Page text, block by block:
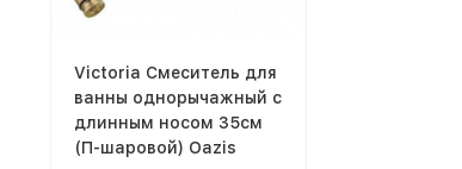
Victoria Смеситель для
ванны однорычажный с
длинным носом 35см
(П-шаровой) Oazis